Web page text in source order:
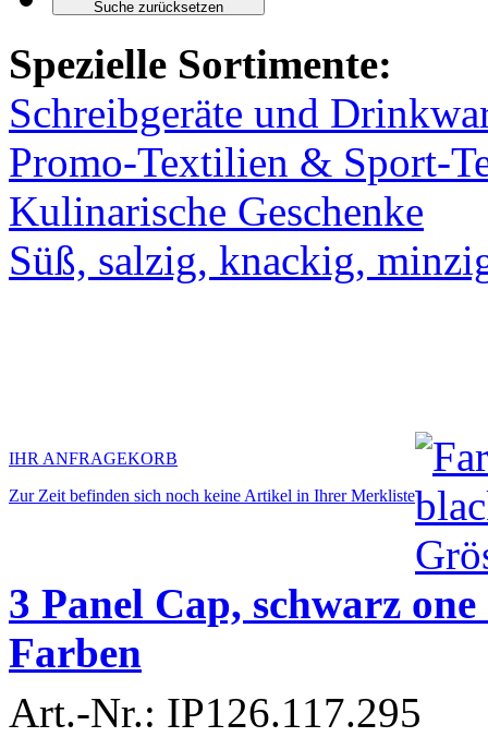
Spezielle Sortimente:
Schreibgeräte und
Promo-Textilien & Sport-
Kulinarische Geschenke
Süß, salzig, knackig,
IHR ANFRAGEKORB
Zur Zeit befinden sich noch keine Artikel in Ihrer Merkliste
3 Panel Cap, schwarz
Farben
Art.-Nr.: IP126.117.295